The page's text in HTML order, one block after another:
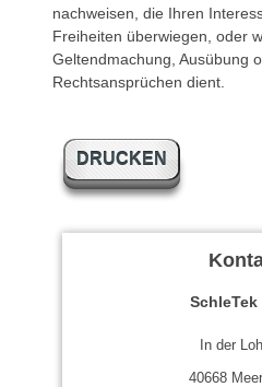
nachweisen, die Ihren
Freiheiten überwiegen, oder
Geltendmachung, Ausübung
Rechtsansprüchen dient.
DRUCKEN
SchleTek
In der
40668